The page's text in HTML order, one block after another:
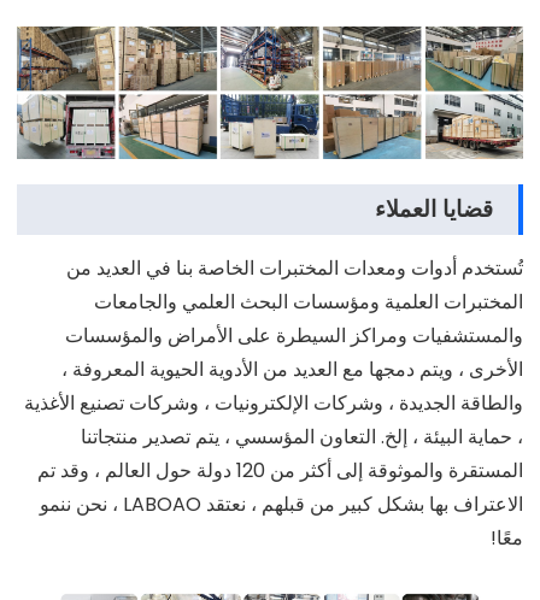
قضايا العملاء
تُستخدم أدوات ومعدات المختبرات الخاصة بنا في العديد من
المختبرات العلمية ومؤسسات البحث العلمي والجامعات
والمستشفيات ومراكز السيطرة على الأمراض والمؤسسات
الأخرى ، ويتم دمجها مع العديد من الأدوية الحيوية المعروفة ،
والطاقة الجديدة ، وشركات الإلكترونيات ، وشركات تصنيع الأغذية
، حماية البيئة ، إلخ. التعاون المؤسسي ، يتم تصدير منتجاتنا
المستقرة والموثوقة إلى أكثر من 120 دولة حول العالم ، وقد تم
الاعتراف بها بشكل كبير من قبلهم ، نعتقد LABOAO ، نحن ننمو
معًا!